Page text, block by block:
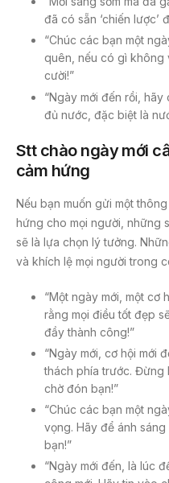
đã có sẵn ‘chiến lược’
“Chúc các bạn một
quên, nếu có gì không
cười!”
“Ngày mới đến rồi,
đủ nước, đặc biệt là
Stt chào ngày mới
cảm hứng
Nếu bạn muốn gửi một
hứng cho mọi người, những
sẽ là lựa chọn lý tưởng.
và khích lệ mọi người trong
“Một ngày mới, một cơ
rằng mọi điều tốt đẹp
đầy thành công!”
“Ngày mới, cơ hội mới
thách phía trước. Đừng
chờ đón bạn!”
“Chúc các bạn một
vọng. Hãy để ánh
bạn!”
“Ngày mới đến, là lúc